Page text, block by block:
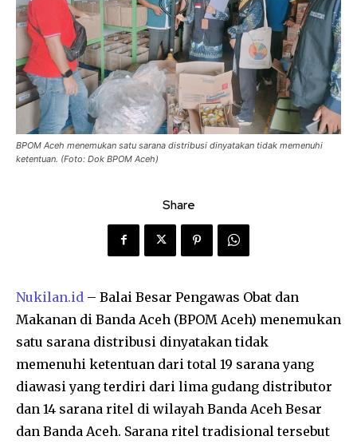
BPOM Aceh menemukan satu sarana distribusi dinyatakan tidak memenuhi
ketentuan. (Foto: Dok BPOM Aceh)
Share
Nukilan.id – Balai Besar Pengawas Obat dan
Makanan di Banda Aceh (BPOM Aceh) menemukan
satu sarana distribusi dinyatakan tidak
memenuhi ketentuan dari total 19 sarana yang
diawasi yang terdiri dari lima gudang distributor
dan 14 sarana ritel di wilayah Banda Aceh Besar
dan Banda Aceh. Sarana ritel tradisional tersebut